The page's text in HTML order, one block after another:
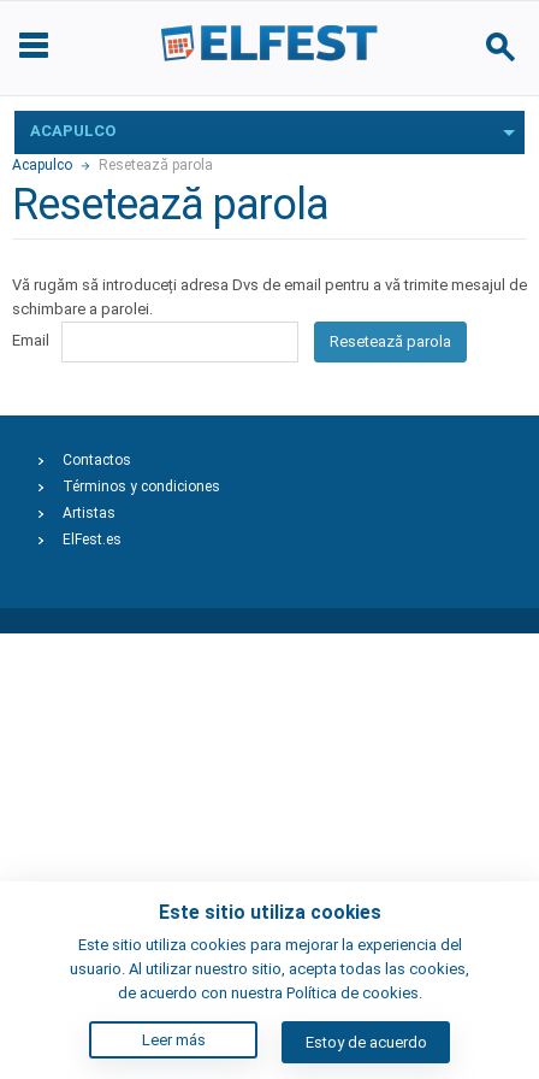
ACAPULCO
Acapulco Resetează parola
Resetează parola
Vă rugăm să introduceți adresa Dvs de email pentru a vă trimite mesajul de
schimbare a parolei.
Email
Resetează parola
Este sitio utiliza cookies
Este sitio utiliza cookies para mejorar la experiencia del
usuario. Al utilizar nuestro sitio, acepta todas las cookies,
de acuerdo con nuestra Política de cookies.
Leer más Estoy de acuerdo
Contactos
Términos y condiciones
Artistas
ElFest.es